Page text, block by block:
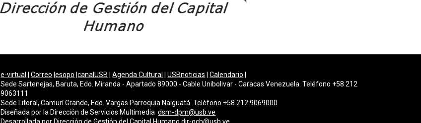
e-virtual |Correo |esopo |canalUSB |Agenda Cultural |USBnoticias |Calendario
Sede Sartenejas, Baruta, Edo. Miranda - Apartado 89000 - Cable Unibolivar - Caracas Venezuela. Teléfono +58 212
9063111
Sede Litoral, Camurí Grande, Edo. Vargas Parroquia Naiguatá. Teléfono +58 212 9069000
Diseñada por la Dirección de Servicios Multimediadsm-dpm@usb.ve